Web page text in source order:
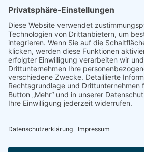
Home
Starterliste Triple 2026
Starterliste Double 2026
Starterliste 24h-Lauf
Programm 2026
Ergebnisse 2026
Sponsoren
Statistik
Anmeldung
Ausschreibung Duathlon
Formulare
Allgemeine Infos